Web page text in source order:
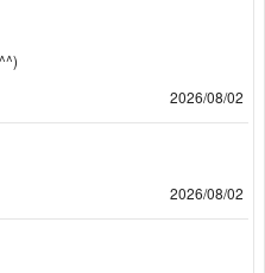
2026/08/02
2026/08/02